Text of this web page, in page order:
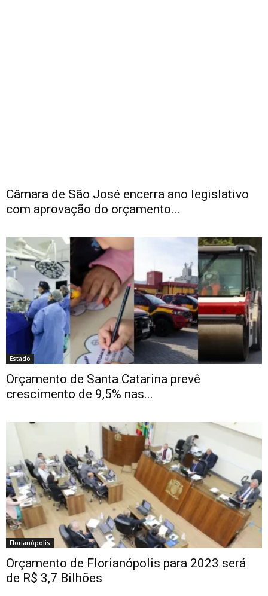
Câmara de São José encerra ano legislativo
com aprovação do orçamento...
Estado
Orçamento de Santa Catarina prevê
crescimento de 9,5% nas...
Florianópolis
Orçamento de Florianópolis para 2023 será
de R$ 3,7 Bilhões